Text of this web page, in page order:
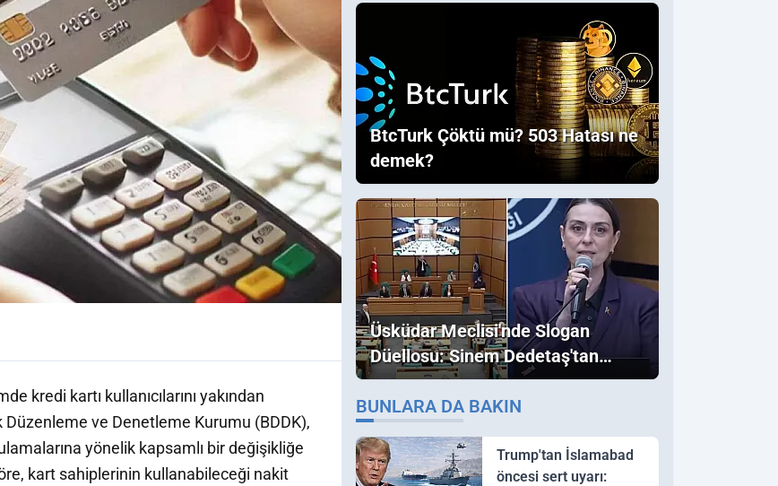
kredi kartı kullanıcılarını yakından
Düzenleme ve Denetleme Kurumu (BDDK),
yönelik kapsamlı bir değişikliğe
kart sahiplerinin kullanabileceği nakit
BtcTurk Çöktü mü? 503 Hatası ne
demek?
Üsküdar Meclisi'nde Slogan
Düellosu: Sinem Dedetaş'tan
Ezber Bozan "Erdoğan" ve
"İmamoğlu" Çıkışı!
BUNLARA DA BAKIN
Trump'tan İslamabad
öncesi sert uyarı: